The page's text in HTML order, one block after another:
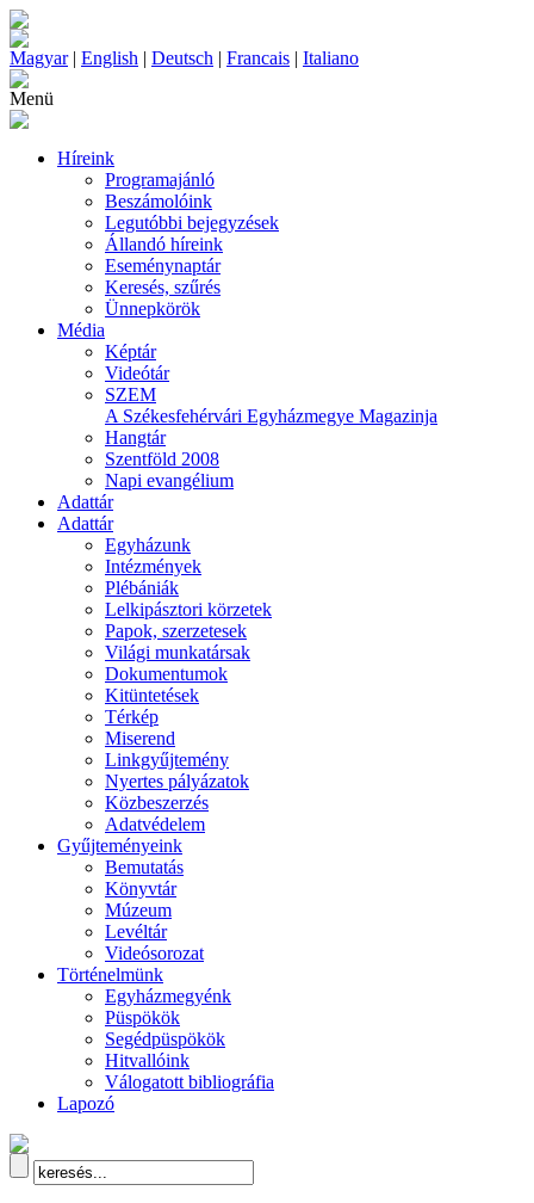
Magyar| English | Deutsch | Francais | Italiano
Menü
Híreink
Programajánló
Beszámolóink
Legutóbbi bejegyzések
Állandó híreink
Eseménynaptár
Keresés, szűrés
Ünnepkörök
Média
Képtár
Videótár
SZEM
A Székesfehérvári Egyházmegye Magazinja
Hangtár
Szentföld 2008
Napi evangélium
Adattár
Adattár
Egyházunk
Intézmények
Plébániák
Lelkipásztori körzetek
Papok, szerzetesek
Világi munkatársak
Dokumentumok
Kitüntetések
Térkép
Miserend
Linkgyűjtemény
Nyertes pályázatok
Közbeszerzés
Adatvédelem
Gyűjteményeink
Bemutatás
Könyvtár
Múzeum
Levéltár
Videósorozat
Történelmünk
Egyházmegyénk
Püspökök
Segédpüspökök
Hitvallóink
Válogatott bibliográfia
Lapozó